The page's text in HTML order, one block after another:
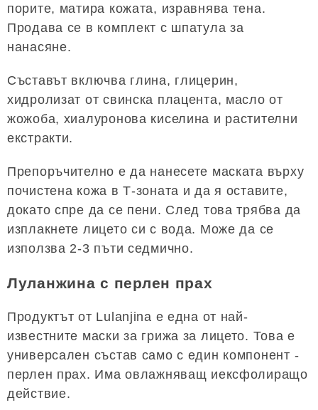
порите, матира кожата, изравнява тена.
Продава се в комплект с шпатула за
нанасяне.
Съставът включва глина, глицерин,
хидролизат от свинска плацента, масло от
жожоба, хиалуронова киселина и растителни
екстракти.
Препоръчително е да нанесете маската върху
почистена кожа в Т-зоната и да я оставите,
докато спре да се пени. След това трябва да
изплакнете лицето си с вода. Може да се
използва 2-3 пъти седмично.
Луланжина с перлен прах
Продуктът от Lulanjina е една от най-
известните маски за грижа за лицето. Това е
универсален състав само с един компонент -
перлен прах. Има овлажняващ иексфолиращо
действие.